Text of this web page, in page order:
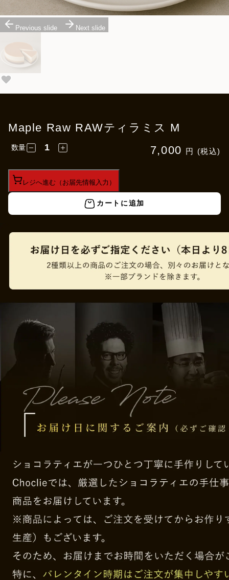
Previous slide Next slide
Maple Raw RAWティラミス M
7,000 円 (税込)
数量
レジへ進む（お届先情報入力）
カートに追加